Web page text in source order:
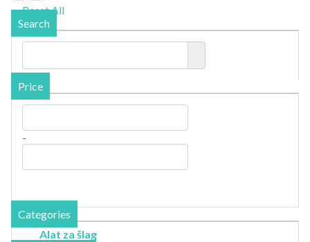
Reset All
Search
Price
-
Categories
Alat za šlag